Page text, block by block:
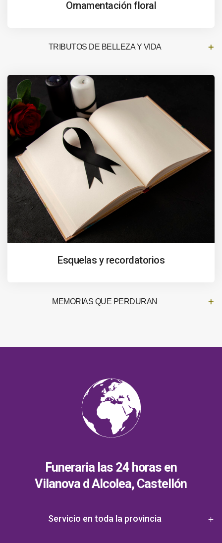
Ornamentación floral
TRIBUTOS DE BELLEZA Y VIDA
Esquelas y recordatorios
MEMORIAS QUE PERDURAN
Funeraria las 24 horas en
Vilanova d Alcolea, Castellón
Servicio en toda la provincia